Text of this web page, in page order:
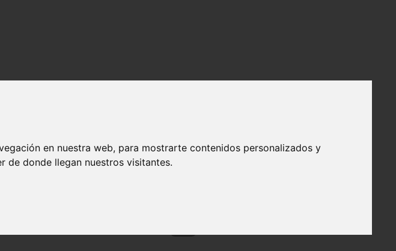
en nuestra web, para mostrarte contenidos personalizados y
de donde llegan nuestros visitantes.